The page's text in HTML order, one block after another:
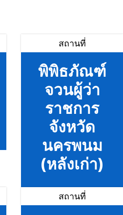
สถานที่
พิพิธภัณฑ์
จวนผู้ว่า
ราชการ
จังหวัด
นครพนม
(หลังเก่า)
สถานที่